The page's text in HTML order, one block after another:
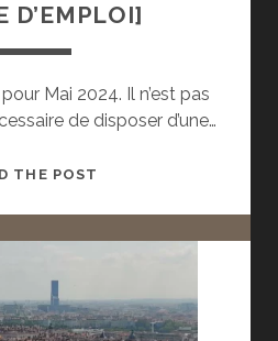
D’EMPLOI]
Mai 2024. Il n’est pas
de disposer d’une…
THE POST